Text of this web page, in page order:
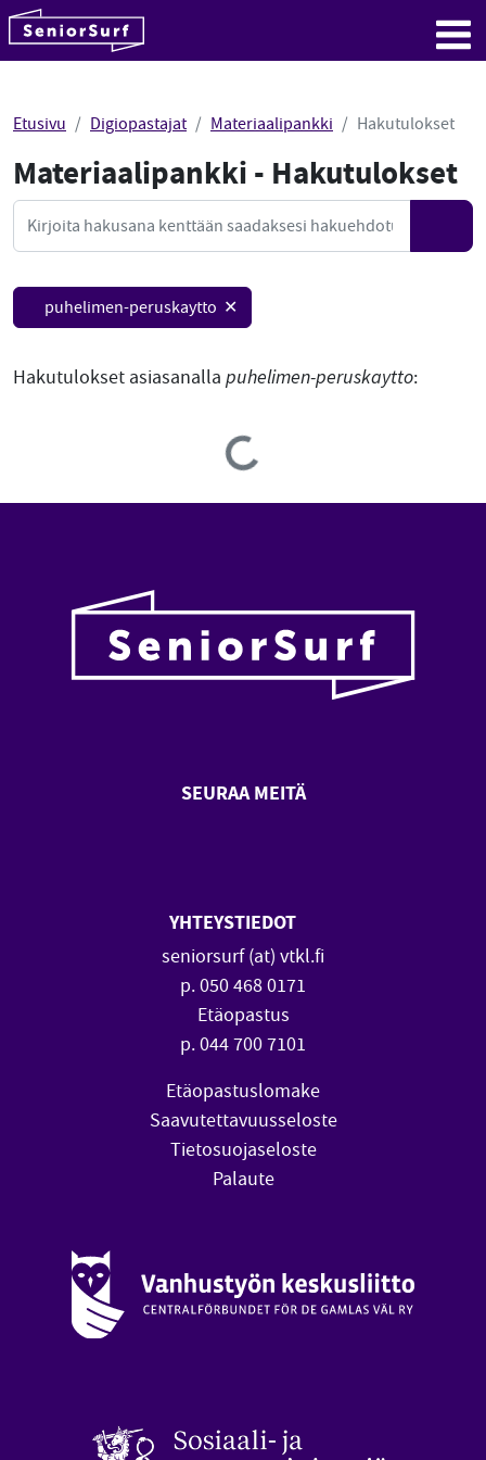
Hyppää sisältöön
Etusivu Digiopastajat Materiaalipankki Hakutulokset
Materiaalipankki - Hakutulokset
Haku
Hae
puhelimen-peruskaytto ✕
Hakutulokset asiasanalla puhelimen-peruskaytto:
Loading...
SEURAA MEITÄ
YHTEYSTIEDOT
seniorsurf (at) vtkl.fi
p. 050 468 0171
Etäopastus
p. 044 700 7101
Etäopastuslomake
Saavutettavuusseloste
Tietosuojaseloste
Palaute